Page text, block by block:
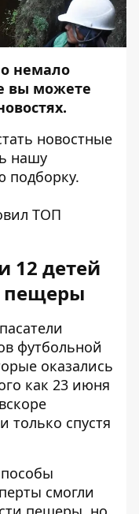
немало
вы можете
новостные
нашу
подборку.
ТОП
12 детей
пещеры
футбольной
оказались
как 23 июня
только спустя
смогли